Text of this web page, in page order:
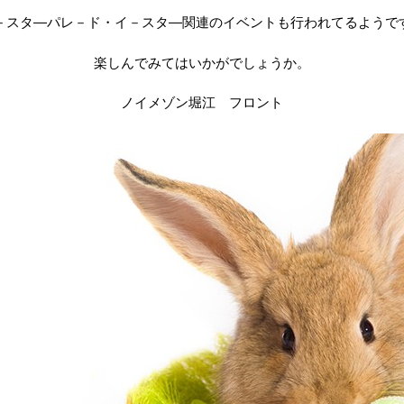
スタ―パレ－ド・イ－スタ―関連のイベントも行われてるようで
楽しんでみてはいかがでしょうか。
ノイメゾン堀江 フロント